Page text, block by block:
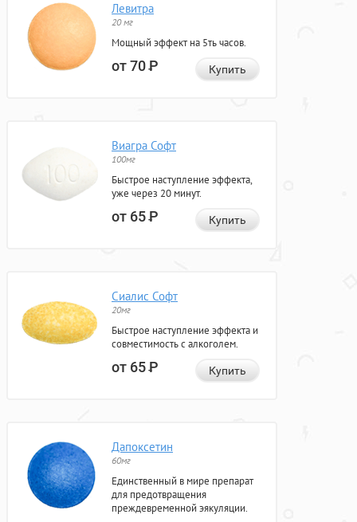
Левитра
20 мг
Мощный эффект на 5ть часов.
от 70Р Купить
Виагра Софт
100мг
Быстрое наступление эффекта,
уже через 20 минут.
от 65Р Купить
Сиалис Софт
20мг
Быстрое наступление эффекта и
совместимость с алкоголем.
от 65Р Купить
Дапоксетин
60мг
Единственный в мире препарат
для предотвращения
преждевременной эякуляции.